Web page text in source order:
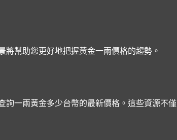
幫助您更好地把握黃金一兩價格的趨勢。
詢一兩黃金多少台幣的最新價格。這些資源不僅